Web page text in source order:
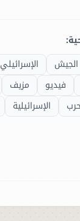
الجيش الإسرائيلي
فيديو مزيف
الإسرائيلية